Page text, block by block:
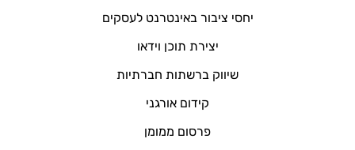
יחסי ציבור באינטרנט לעסקים
יצירת תוכן וידאו
שיווק ברשתות חברתיות
קידום אורגני
פרסום ממומן